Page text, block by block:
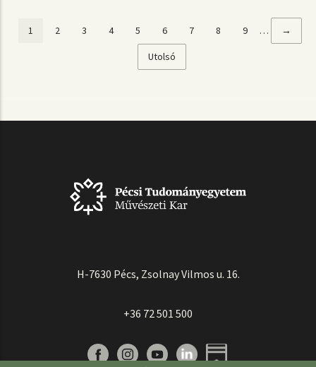
Oldalszámozás
Jelenlegi
1 Page
2 Page
3 Page
4 Page
5 Page
6 Page
7 Page
8 Page
9 …
oldal
→
Utolsó
oldal
Utolsó
H-7630 Pécs, Zsolnay Vilmos u. 16.
+36 72 501 500